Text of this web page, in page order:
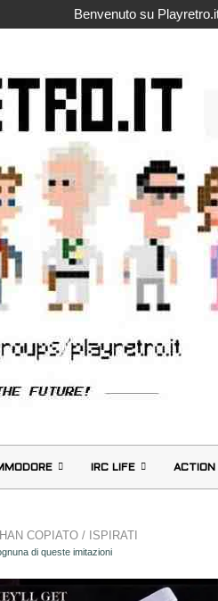
Benvenuto su
IRC LIFE ACTION
COPIATO / ISPIRATI
di queste imitazioni